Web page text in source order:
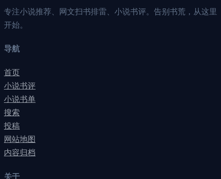
专注小说推荐、网文扫书排雷、小说书评。告别书荒，从这里
开始。
导航
首页
小说书评
小说书单
搜索
投稿
网站地图
内容归档
关于